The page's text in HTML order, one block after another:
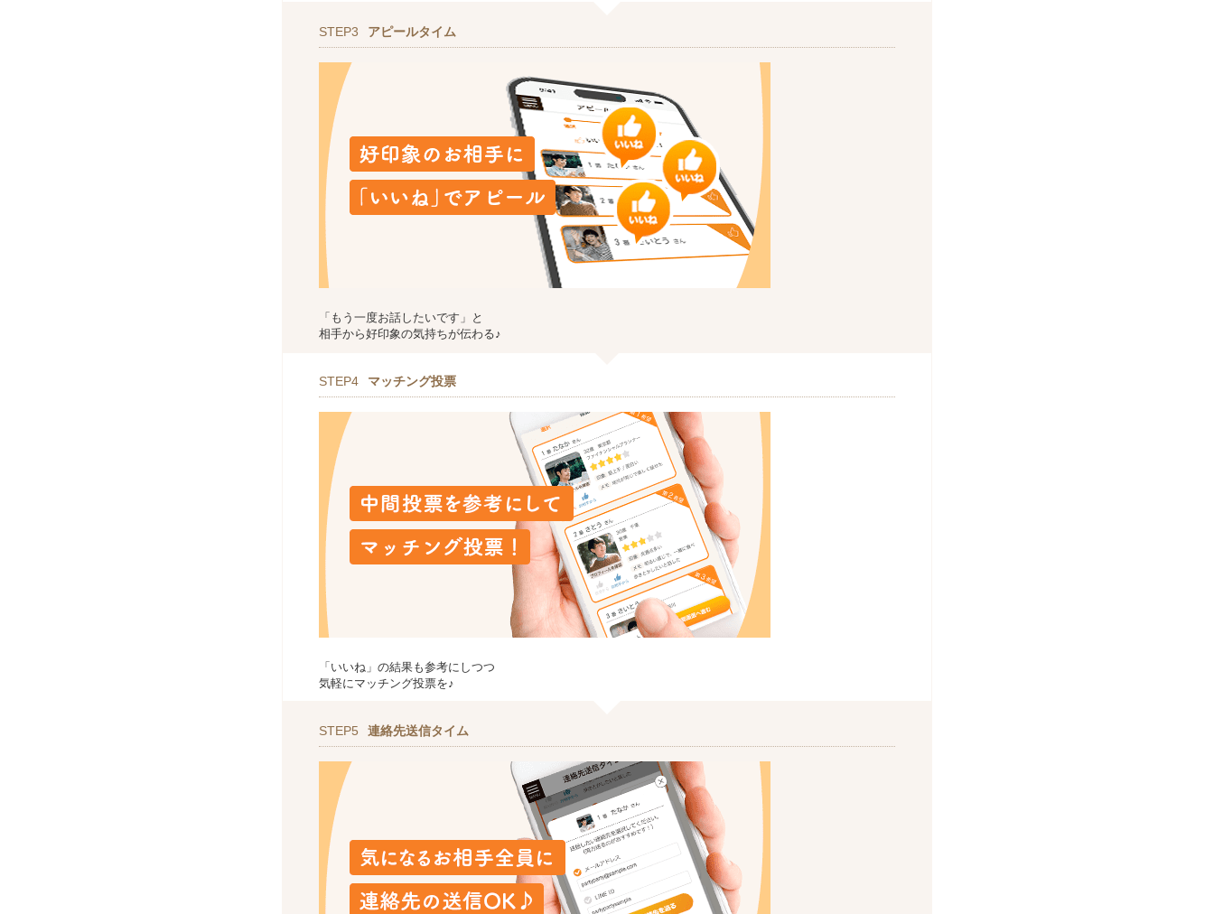
STEP3 アピールタイム
「もう一度お話したいです」と
相手から好印象の気持ちが伝わる♪
STEP4 マッチング投票
「いいね」の結果も参考にしつつ
気軽にマッチング投票を♪
STEP5 連絡先送信タイム